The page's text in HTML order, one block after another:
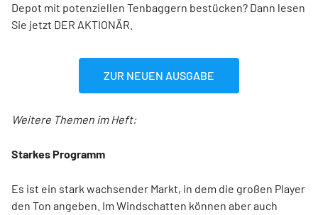
Depot mit potenziellen Tenbaggern bestücken? Dann lesen
Sie jetzt DER AKTIONÄR.
ZUR NEUEN AUSGABE
Weitere Themen im Heft:
Starkes Programm
Es ist ein stark wachsender Markt, in dem die großen Player
den Ton angeben. Im Windschatten können aber auch